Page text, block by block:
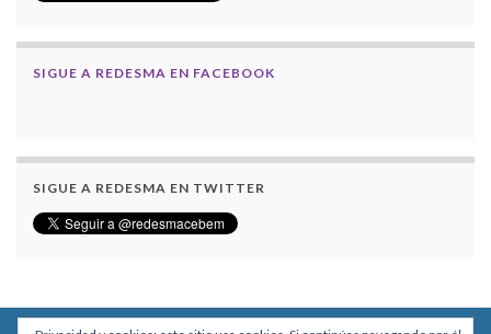
SIGUE A REDESMA EN FACEBOOK
SIGUE A REDESMA EN TWITTER